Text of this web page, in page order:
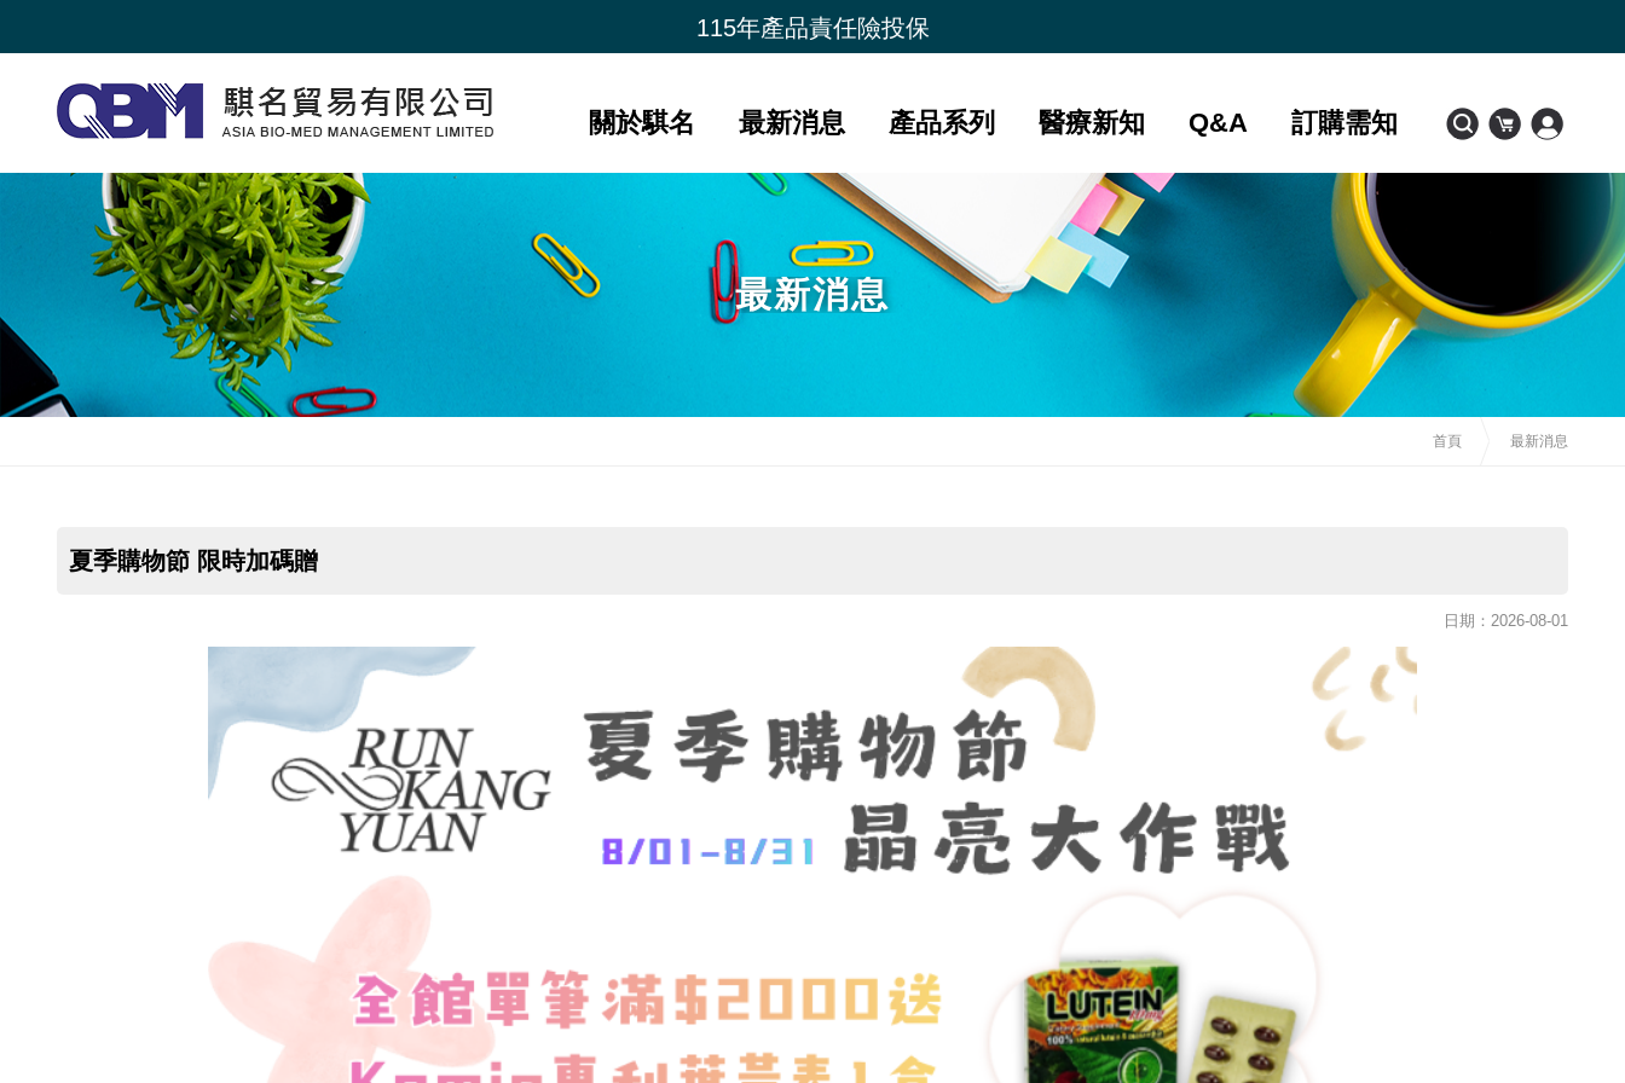
115年產品責任險投保
新品上市- 潤康原 水光膠原蛋白
訂購需知
Q&A
醫療新知
產品系列
最新消息
關於騏名
最新消息
首頁 最新消息
夏季購物節 限時加碼贈
日期：2026-08-01